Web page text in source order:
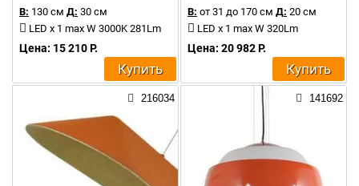
В: 130 см Д: 30 см
LED x 1 max W 3000K 281Lm
Цена: 15 210 Р.
Купить
В: от 31 до 170 см Д: 20 см
LED x 1 max W 320Lm
Цена: 20 982 Р.
Купить
216034 141692